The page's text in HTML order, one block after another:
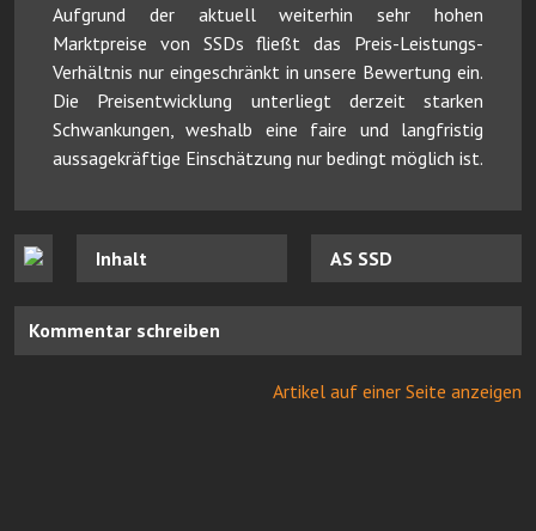
Aufgrund der aktuell weiterhin sehr hohen
Marktpreise von SSDs fließt das Preis-Leistungs-
Verhältnis nur eingeschränkt in unsere Bewertung ein.
Die Preisentwicklung unterliegt derzeit starken
Schwankungen, weshalb eine faire und langfristig
aussagekräftige Einschätzung nur bedingt möglich ist.
Inhalt AS SSD
Kommentar schreiben
Artikel auf einer Seite anzeigen